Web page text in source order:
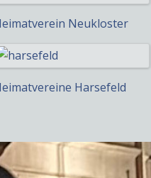
Neukloster
Harsefeld